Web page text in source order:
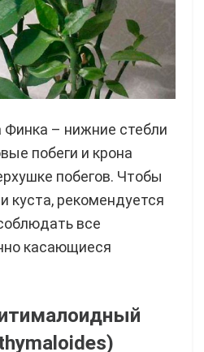
Финка – нижние стебли
побеги и крона
побегов. Чтобы
куста, рекомендуется
все
касающиеся